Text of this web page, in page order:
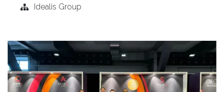
Idealis Group